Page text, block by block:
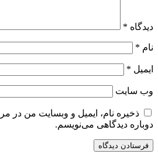
دیدگاه *
نام *
ایمیل *
وب‌ سایت
ذخیره نام، ایمیل و وبسایت من در
دوباره دیدگاهی می‌نویسم.